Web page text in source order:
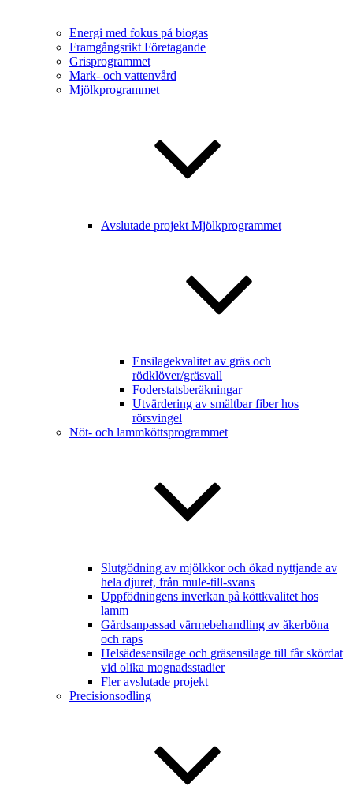
Energi med fokus på biogas
Framgångsrikt Företagande
Grisprogrammet
Mark- och vattenvård
Mjölkprogrammet
Avslutade projekt Mjölkprogrammet
Ensilagekvalitet av gräs och
rödklöver/gräsvall
Foderstatsberäkningar
Utvärdering av smältbar fiber hos
rörsvingel
Nöt- och lammköttsprogrammet
Slutgödning av mjölkkor och ökad nyttjande av
hela djuret, från mule-till-svans
Uppfödningens inverkan på köttkvalitet hos
lamm
Gårdsanpassad värmebehandling av åkerböna
och raps
Helsädesensilage och gräsensilage till får skördat
vid olika mognadsstadier
Fler avslutade projekt
Precisionsodling